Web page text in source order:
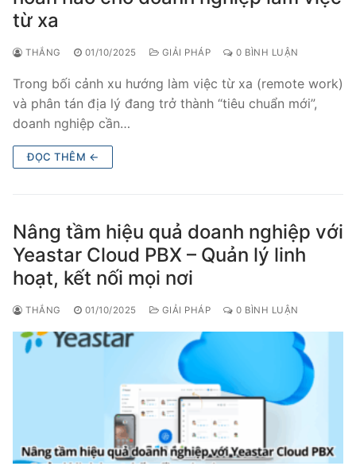
từ xa
THẮNG 01/10/2025 GIẢI PHÁP 0 BÌNH LUẬN
Trong bối cảnh xu hướng làm việc từ xa (remote work)
và phân tán địa lý đang trở thành “tiêu chuẩn mới”,
doanh nghiệp cần…
ĐỌC THÊM ←
Nâng tầm hiệu quả doanh nghiệp với
Yeastar Cloud PBX – Quản lý linh
hoạt, kết nối mọi nơi
THẮNG 01/10/2025 GIẢI PHÁP 0 BÌNH LUẬN